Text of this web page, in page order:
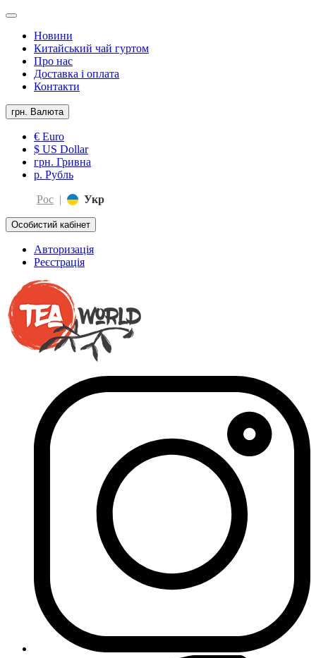
Новини
Китайський чай гуртом
Про нас
Доставка і оплата
Контакти
грн. Валюта
€ Euro
$ US Dollar
грн. Гривна
р. Рубль
Рос | Укр
Особистий кабінет
Авторизація
Реєстрація